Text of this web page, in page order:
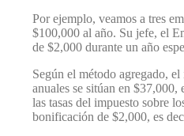
Por ejemplo, veamos a tres
$100,000 al año. Su jefe, el
de $2,000 durante un año
Según el método agregado,
anuales se sitúan en
las tasas del impuesto sobre
bonificación de $2,000, es